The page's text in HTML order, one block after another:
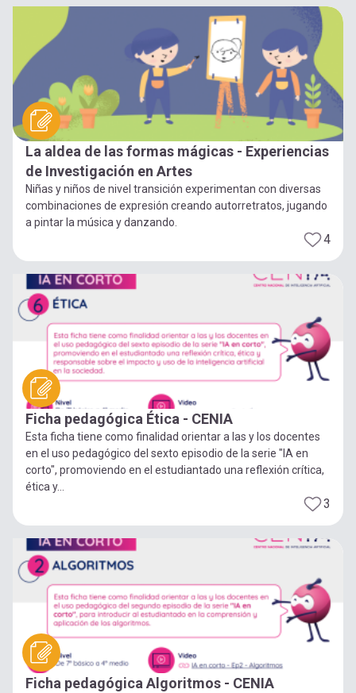
La aldea de las formas mágicas - Experiencias
de Investigación en Artes
Niñas y niños de nivel transición experimentan con diversas
combinaciones de expresión creando autorretratos, jugando
a pintar la música y danzando.
4
Ficha pedagógica Ética - CENIA
Esta ficha tiene como finalidad orientar a las y los docentes
en el uso pedagógico del sexto episodio de la serie "IA en
corto", promoviendo en el estudiantado una reflexión crítica,
ética y...
3
Ficha pedagógica Algoritmos - CENIA